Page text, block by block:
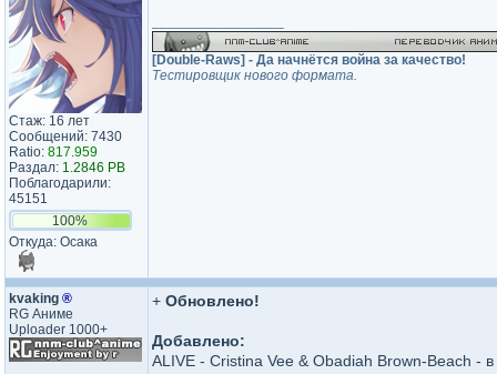
Стаж: 16 лет
Сообщений: 7430
Ratio: 817.959
Раздал: 1.2846 PB
Поблагодарили:
45151
100%
Откуда: Осака
[Double-Raws] - Да начнётся война за качество!
Тестировщик нового формата.
kvaking ®
RG Аниме
Uploader 1000+
+ Обновлено!
Добавлено:
ALIVE - Cristina Vee & Obadiah Brown-Beach -